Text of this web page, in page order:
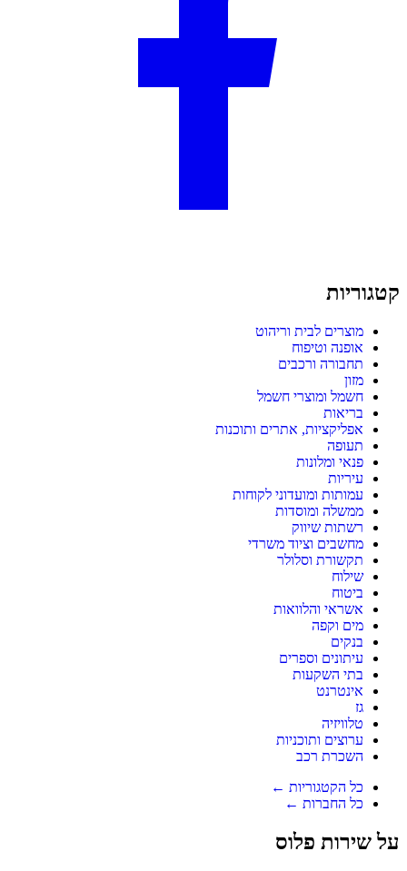
קטגוריות
מוצרים לבית וריהוט
אופנה וטיפוח
תחבורה ורכבים
מזון
חשמל ומוצרי חשמל
בריאות
אפליקציות, אתרים ותוכנות
תעופה
פנאי ומלונות
עיריות
עמותות ומועדוני לקוחות
ממשלה ומוסדות
רשתות שיווק
מחשבים וציוד משרדי
תקשורת וסלולר
שילוח
ביטוח
אשראי והלוואות
מים וקפה
בנקים
עיתונים וספרים
בתי השקעות
אינטרנט
גז
טלוויזיה
ערוצים ותוכניות
השכרת רכב
כל הקטגוריות ←
כל החברות ←
על שירות פלוס